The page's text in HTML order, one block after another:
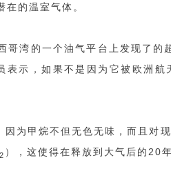
的温室气体。
湾的一个油气平台上发现了
示，如果不是因为它被欧洲
为甲烷不但无色无味，而且对
2 ），这使得在释放到大气后的20